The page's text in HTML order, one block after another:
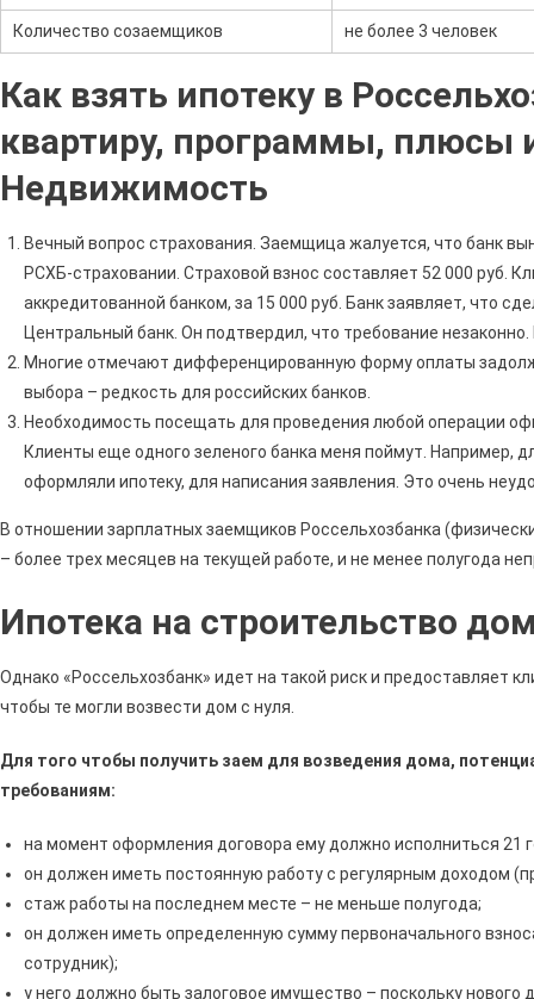
Количество созаемщиков не более 3 человек
Как взять ипотеку в
квартиру, программы, плюсы
Недвижимость
Вечный вопрос страхования. Заемщица жалуется, что банк
РСХБ-страховании. Страховой взнос составляет 52 000 руб.
аккредитованной банком, за 15 000 руб. Банк заявляет, что
Центральный банк. Он подтвердил, что требование
Многие отмечают дифференцированную форму оплаты
выбора – редкость для российских банков.
Необходимость посещать для проведения любой операции
Клиенты еще одного зеленого банка меня поймут. Например,
оформляли ипотеку, для написания заявления. Это очень
В отношении зарплатных заемщиков Россельхозбанка
– более трех месяцев на текущей работе, и не менее полугода
Ипотека на строительство
Однако «Россельхозбанк» идет на такой риск и предоставляет
чтобы те могли возвести дом с нуля.
Для того чтобы получить заем для возведения дома,
требованиям:
на момент оформления договора ему должно исполниться 21
он должен иметь постоянную работу с регулярным доходом
стаж работы на последнем месте – не меньше полугода;
он должен иметь определенную сумму первоначального
сотрудник);
у него должно быть залоговое имущество – поскольку